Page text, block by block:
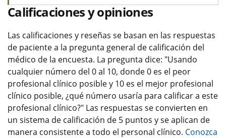
Calificaciones y opiniones
Las calificaciones y reseñas se basan en las respuestas
de paciente a la pregunta general de calificación del
médico de la encuesta. La pregunta dice: "Usando
cualquier número del 0 al 10, donde 0 es el peor
profesional clínico posible y 10 es el mejor profesional
clínico posible, ¿qué número usaría para calificar a este
profesional clínico?" Las respuestas se convierten en
un sistema de calificación de 5 puntos y se aplican de
manera consistente a todo el personal clínico. Conozca